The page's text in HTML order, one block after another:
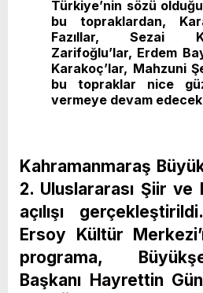
Türkiye’nin sözü
bu topraklardan,
Fazıllar, Sezai
Zarifoğlu’lar, Erdem
Karakoç’lar, Mahzuni
bu topraklar nice
vermeye devam
Kahramanmaraş
2. Uluslararası Şiir ve
açılışı
Ersoy Kültür
programa,
Başkanı Hayrettin